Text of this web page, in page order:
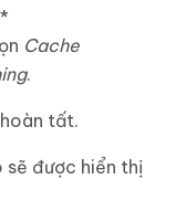
Cache
.
tất.
được hiển thị